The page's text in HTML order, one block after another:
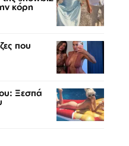
κόρη
που
Ξεσπά